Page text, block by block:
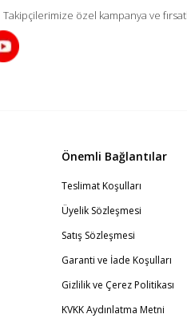
Takipçilerimize özel kampanya ve
Önemli Bağlantılar
Teslimat Koşulları
Üyelik Sözleşmesi
Satış Sözleşmesi
Garanti ve İade Koşulları
Gizlilik ve Çerez Politikası
KVKK Aydınlatma Metni